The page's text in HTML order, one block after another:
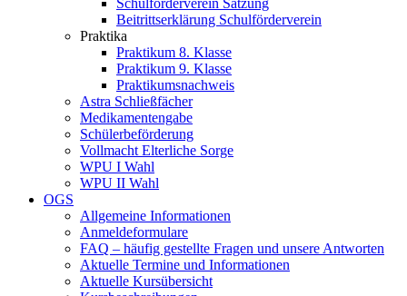
Schulförderverein Satzung
Beitrittserklärung Schulförderverein
Praktika
Praktikum 8. Klasse
Praktikum 9. Klasse
Praktikumsnachweis
Astra Schließfächer
Medikamentengabe
Schülerbeförderung
Vollmacht Elterliche Sorge
WPU I Wahl
WPU II Wahl
OGS
Allgemeine Informationen
Anmeldeformulare
FAQ – häufig gestellte Fragen und unsere Antworten
Aktuelle Termine und Informationen
Aktuelle Kursübersicht